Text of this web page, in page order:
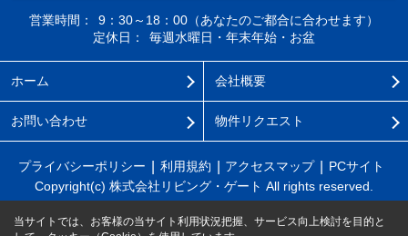
営業時間：
9：30～18：00（あなたのご都合に合わせます）
定休日：
毎週水曜日・年末年始・お盆
ホーム 会社概要
お問い合わせ 物件リクエスト
プライバシーポリシー 利用規約 アクセスマップ
PCサイト
Copyright(c) 株式会社リビング・ゲート All rights reserved.
当サイトでは、お客様の当サイト利用状況把握、サービス向上検討を目的と